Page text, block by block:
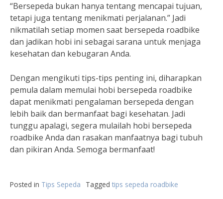
“Bersepeda bukan hanya tentang mencapai tujuan,
tetapi juga tentang menikmati perjalanan.” Jadi
nikmatilah setiap momen saat bersepeda roadbike
dan jadikan hobi ini sebagai sarana untuk menjaga
kesehatan dan kebugaran Anda.
Dengan mengikuti tips-tips penting ini, diharapkan
pemula dalam memulai hobi bersepeda roadbike
dapat menikmati pengalaman bersepeda dengan
lebih baik dan bermanfaat bagi kesehatan. Jadi
tunggu apalagi, segera mulailah hobi bersepeda
roadbike Anda dan rasakan manfaatnya bagi tubuh
dan pikiran Anda. Semoga bermanfaat!
Posted in Tips Sepeda Tagged tips sepeda roadbike